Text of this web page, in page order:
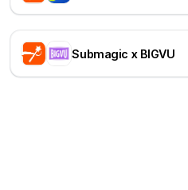
Submagic x BIGVU